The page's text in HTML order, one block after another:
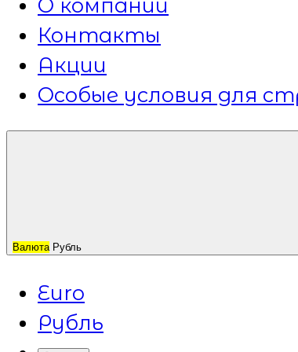
О компании
Контакты
Акции
Особые условия для
Валюта Рубль
Euro
Рубль